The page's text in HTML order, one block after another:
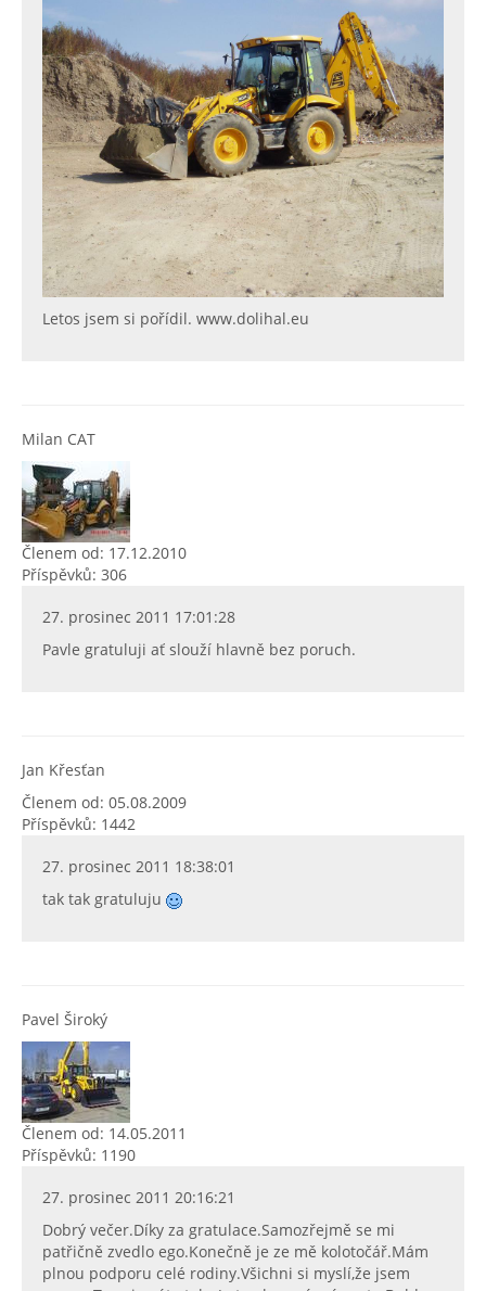
Letos jsem si pořídil. www.dolihal.eu
Milan CAT
Členem od: 17.12.2010
Příspěvků: 306
27. prosinec 2011 17:01:28
Pavle gratuluji ať slouží hlavně bez poruch.
Jan Křesťan
Členem od: 05.08.2009
Příspěvků: 1442
27. prosinec 2011 18:38:01
tak tak gratuluju
Pavel Široký
Členem od: 14.05.2011
Příspěvků: 1190
27. prosinec 2011 20:16:21
Dobrý večer.Díky za gratulace.Samozřejmě se mi
patřičně zvedlo ego.Konečně je ze mě kolotočář.Mám
plnou podporu celé rodiny.Všichni si myslí,že jsem